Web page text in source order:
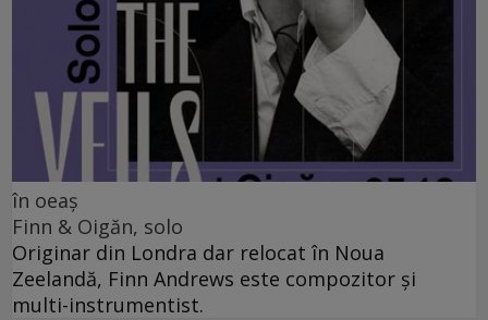
în oeaș
Finn & Oigăn, solo
Originar din Londra dar relocat în Noua
Zeelandă, Finn Andrews este compozitor și
multi-instrumentist.